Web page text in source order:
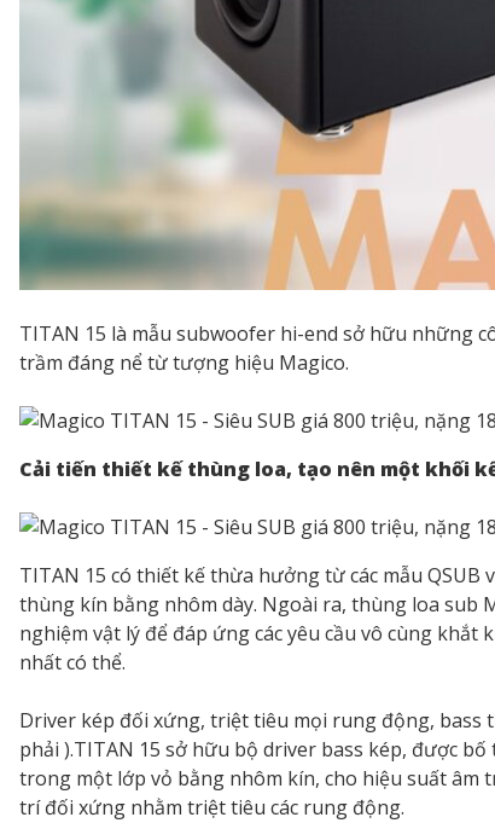
TITAN 15 là mẫu subwoofer hi-end sở hữu những
trầm đáng nể từ tượng hiệu Magico.
Cải tiến thiết kế thùng loa, tạo nên một khối
TITAN 15 có thiết kế thừa hưởng từ các mẫu
thùng kín bằng nhôm dày. Ngoài ra, thùng loa sub
nghiệm vật lý để đáp ứng các yêu cầu vô cùng khắt
nhất có thể.
Driver kép đối xứng, triệt tiêu mọi rung động, bass
phải ).TITAN 15 sở hữu bộ driver bass kép, được
trong một lớp vỏ bằng nhôm kín, cho hiệu suất
trí đối xứng nhằm triệt tiêu các rung động.